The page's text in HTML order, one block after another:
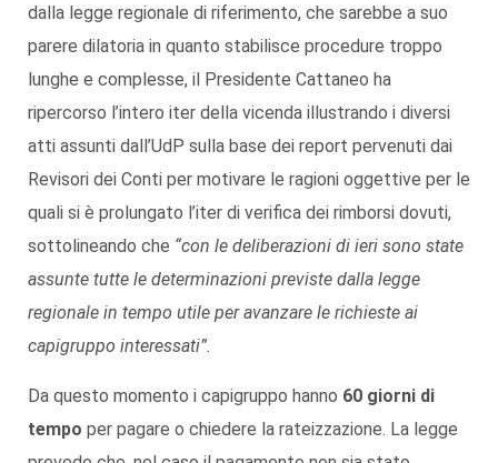
dalla legge regionale di riferimento, che sarebbe a suo
parere dilatoria in quanto stabilisce procedure troppo
lunghe e complesse, il Presidente Cattaneo ha
ripercorso l’intero iter della vicenda illustrando i diversi
atti assunti dall’UdP sulla base dei report pervenuti dai
Revisori dei Conti per motivare le ragioni oggettive per le
quali si è prolungato l’iter di verifica dei rimborsi dovuti,
sottolineando che “con le deliberazioni di ieri sono state
assunte tutte le determinazioni previste dalla legge
regionale in tempo utile per avanzare le richieste ai
capigruppo interessati”.
Da questo momento i capigruppo hanno 60 giorni di
tempo per pagare o chiedere la rateizzazione. La legge